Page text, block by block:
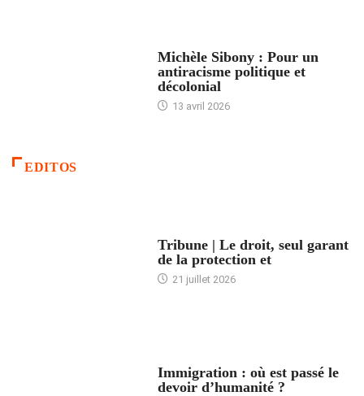
Michèle Sibony : Pour un
antiracisme politique et
décolonial
13 avril 2026
EDITOS
Tribune | Le droit, seul garant
de la protection et
21 juillet 2026
Immigration : où est passé le
devoir d’humanité ?